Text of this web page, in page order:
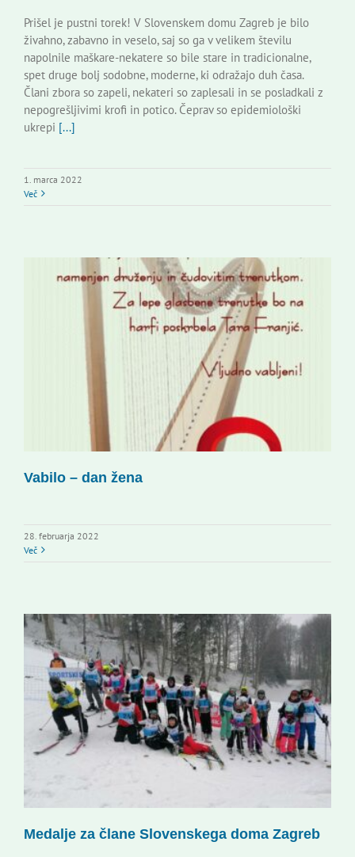
Prišel je pustni torek! V Slovenskem domu Zagreb je bilo
živahno, zabavno in veselo, saj so ga v velikem številu
napolnile maškare-nekatere so bile stare in tradicionalne,
spet druge bolj sodobne, moderne, ki odražajo duh časa.
Člani zbora so zapeli, nekateri so zaplesali in se posladkali z
nepogrešljivimi krofi in potico. Čeprav so epidemiološki
ukrepi [...]
1. marca 2022
Več
Vabilo – dan žena
28. februarja 2022
Več
Medalje za člane Slovenskega doma Zagreb